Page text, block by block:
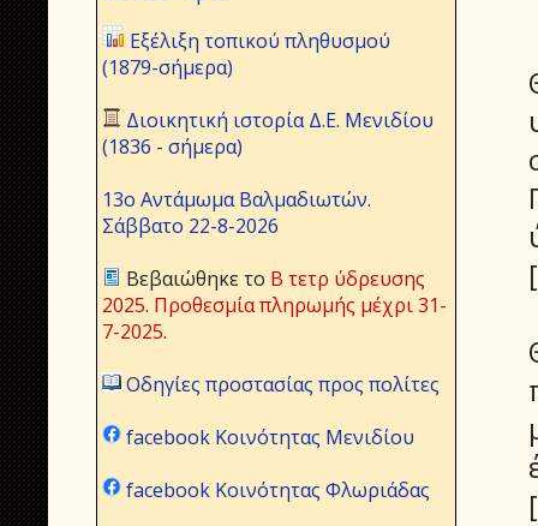
Εξέλιξη τοπικού πληθυσμού
(1879-σήμερα)
Διοικητική ιστορία Δ.Ε. Μενιδίου
(1836 - σήμερα)
13ο Αντάμωμα Βαλμαδιωτών.
Σάββατο 22-8-2026
Βεβαιώθηκε το Β τετρ ύδρευσης
2025. Προθεσμία πληρωμής μέχρι 31-
7-2025.
Οδηγίες προστασίας προς πολίτες
facebook Κοινότητας Μενιδίου
facebook Κοινότητας Φλωριάδας